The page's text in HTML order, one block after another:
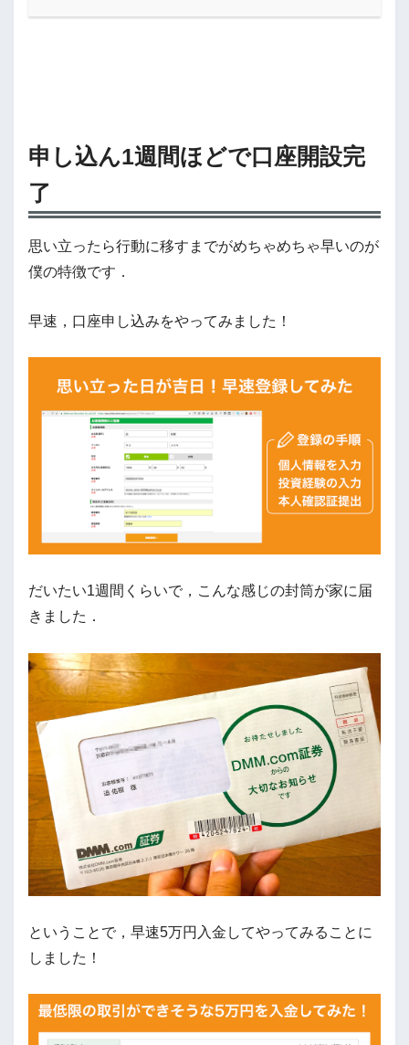
申し込ん1週間ほどで口座開設完
了
思い立ったら行動に移すまでがめちゃめちゃ早いのが
僕の特徴です．
早速，口座申し込みをやってみました！
だいたい1週間くらいで，こんな感じの封筒が家に届
きました．
ということで，早速5万円入金してやってみることに
しました！